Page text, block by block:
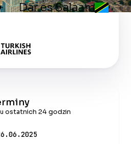
Dar es Salaam
ostatnich 24 godzin